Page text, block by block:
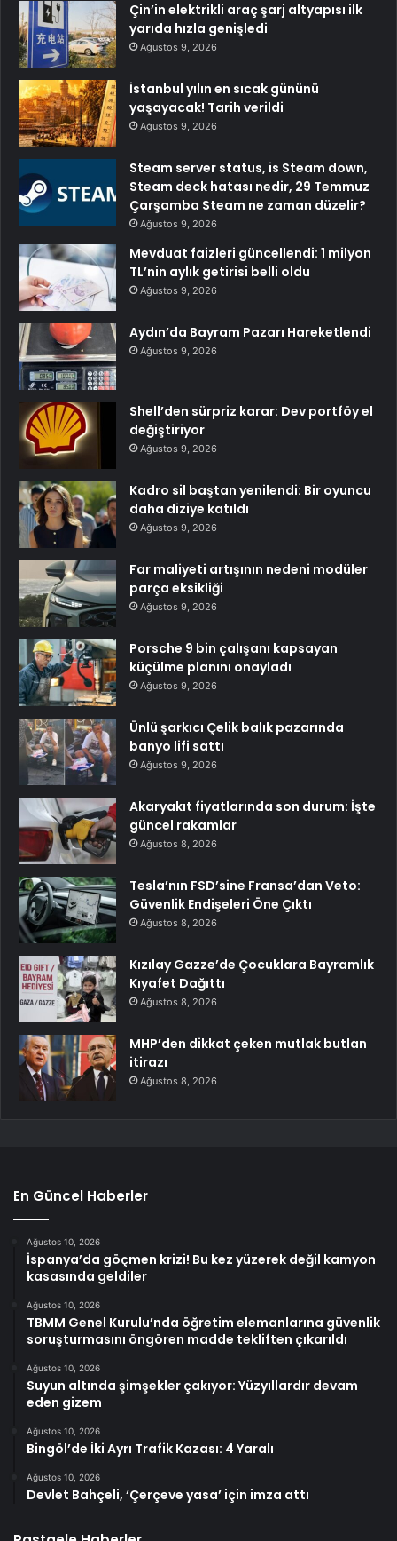
Çin’in elektrikli araç şarj altyapısı ilk
yarıda hızla genişledi
Ağustos 9, 2026
İstanbul yılın en sıcak gününü
yaşayacak! Tarih verildi
Ağustos 9, 2026
Steam server status, is Steam down,
Steam deck hatası nedir, 29 Temmuz
Çarşamba Steam ne zaman düzelir?
Ağustos 9, 2026
Mevduat faizleri güncellendi: 1 milyon
TL’nin aylık getirisi belli oldu
Ağustos 9, 2026
Aydın’da Bayram Pazarı Hareketlendi
Ağustos 9, 2026
Shell’den sürpriz karar: Dev portföy el
değiştiriyor
Ağustos 9, 2026
Kadro sil baştan yenilendi: Bir oyuncu
daha diziye katıldı
Ağustos 9, 2026
Far maliyeti artışının nedeni modüler
parça eksikliği
Ağustos 9, 2026
Porsche 9 bin çalışanı kapsayan
küçülme planını onayladı
Ağustos 9, 2026
Ünlü şarkıcı Çelik balık pazarında
banyo lifi sattı
Ağustos 9, 2026
Akaryakıt fiyatlarında son durum: İşte
güncel rakamlar
Ağustos 8, 2026
Tesla’nın FSD’sine Fransa’dan Veto:
Güvenlik Endişeleri Öne Çıktı
Ağustos 8, 2026
Kızılay Gazze’de Çocuklara Bayramlık
Kıyafet Dağıttı
Ağustos 8, 2026
MHP’den dikkat çeken mutlak butlan
itirazı
Ağustos 8, 2026
En Güncel Haberler
Ağustos 10, 2026
İspanya’da göçmen krizi! Bu kez yüzerek değil kamyon
kasasında geldiler
Ağustos 10, 2026
TBMM Genel Kurulu’nda öğretim elemanlarına güvenlik
soruşturmasını öngören madde tekliften çıkarıldı
Ağustos 10, 2026
Suyun altında şimşekler çakıyor: Yüzyıllardır devam
eden gizem
Ağustos 10, 2026
Bingöl’de İki Ayrı Trafik Kazası: 4 Yaralı
Ağustos 10, 2026
Devlet Bahçeli, ‘Çerçeve yasa’ için imza attı